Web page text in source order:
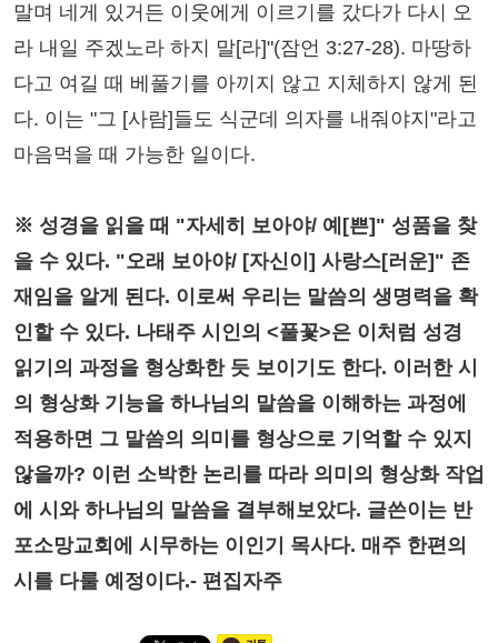
말며 네게 있거든 이웃에게 이르기를 갔다가 다시 오
라 내일 주겠노라 하지 말[라]"(잠언 3:27-28). 마땅하
다고 여길 때 베풀기를 아끼지 않고 지체하지 않게 된
다. 이는 "그 [사람]들도 식군데 의자를 내줘야지"라고
마음먹을 때 가능한 일이다.
※ 성경을 읽을 때 "자세히 보아야/ 예[쁜]" 성품을 찾
을 수 있다. "오래 보아야/ [자신이] 사랑스[러운]" 존
재임을 알게 된다. 이로써 우리는 말씀의 생명력을 확
인할 수 있다. 나태주 시인의 <풀꽃>은 이처럼 성경
읽기의 과정을 형상화한 듯 보이기도 한다. 이러한 시
의 형상화 기능을 하나님의 말씀을 이해하는 과정에
적용하면 그 말씀의 의미를 형상으로 기억할 수 있지
않을까? 이런 소박한 논리를 따라 의미의 형상화 작업
에 시와 하나님의 말씀을 결부해보았다. 글쓴이는 반
포소망교회에 시무하는 이인기 목사다. 매주 한편의
시를 다룰 예정이다.- 편집자주